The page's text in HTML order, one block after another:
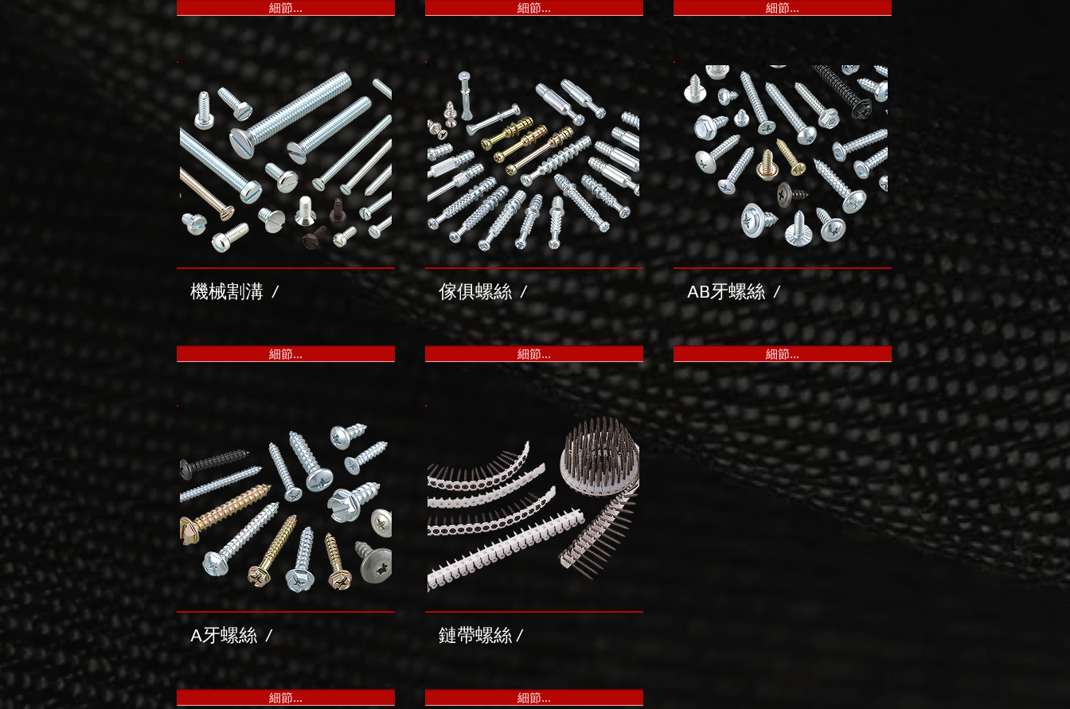
細節... 細節... 細節...
機械割溝 /
細節...
傢俱螺絲/
細節...
AB牙螺絲 /
細節...
A牙螺絲 /
細節...
鏈帶螺絲 /
細節...